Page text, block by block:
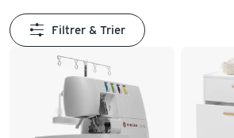
Filtrer & Trier